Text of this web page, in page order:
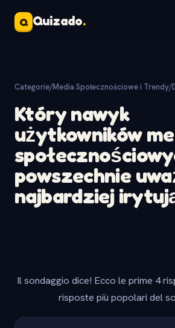
Q Quizado.
Categorie/Media Społecznościowe i Trendy/
Który nawyk
użytkowników
powszechnie
najbardziej
Il sondaggio dice! Ecco le prime 4
risposte più popolari del